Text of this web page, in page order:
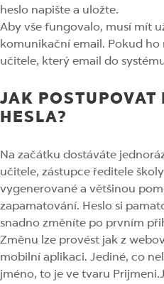
heslo napište a uložte.
Aby vše fungovalo, musí mít
komunikační email. Pokud
učitele, který email do
JAK POSTUPOVAT
HESLA?
Na začátku dostáváte
učitele, zástupce ředitele
vygenerované a většinou
zapamatování. Heslo si
snadno změníte po prvním
Změnu lze provést jak z
mobilní aplikaci. Jediné, co
jméno, to je ve tvaru